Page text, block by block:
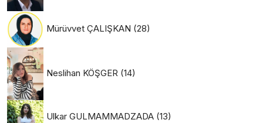
Mürüvvet ÇALIŞKAN (28)
Neslihan KÖŞGER (14)
Ulkar GULMAMMADZADA (13)